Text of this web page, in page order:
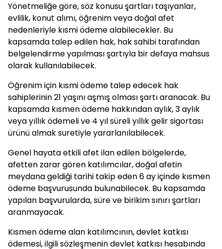
Yönetmeliğe göre, söz konusu şartları taşıyanlar,
evlilik, konut alımı, öğrenim veya doğal afet
nedenleriyle kısmi ödeme alabilecekler. Bu
kapsamda talep edilen hak, hak sahibi tarafından
belgelendirme yapılması şartıyla bir defaya mahsus
olarak kullanılabilecek.
Öğrenim için kısmi ödeme talep edecek hak
sahiplerinin 21 yaşını aşmış olması şartı aranacak. Bu
kapsamda kısmen ödeme hakkından aylık, 3 aylık
veya yıllık ödemeli ve 4 yıl süreli yıllık gelir sigortası
ürünü almak suretiyle yararlanılabilecek.
Genel hayata etkili afet ilan edilen bölgelerde,
afetten zarar gören katılımcılar, doğal afetin
meydana geldiği tarihi takip eden 6 ay içinde kısmen
ödeme başvurusunda bulunabilecek. Bu kapsamda
yapılan başvurularda, süre ve birikim sınırı şartları
aranmayacak.
Kısmen ödeme alan katılımcının, devlet katkısı
ödemesi, ilgili sözleşmenin devlet katkısı hesabında